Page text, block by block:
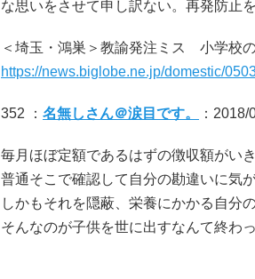
な思いをさせて申し訳ない。再発防止
＜埼玉・鴻巣＞教諭発注ミス 小学校
https://news.biglobe.ne.jp/domestic/
352 ： 名無しさん＠涙目です。 ：
毎月ほぼ定額であるはずの徴収額がい
普通そこで確認して自分の勘違いに気
しかもそれを隠蔽、栄養にかかる自分
そんなのが子供を世に出すなんて終わ